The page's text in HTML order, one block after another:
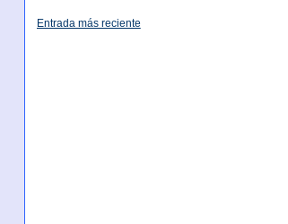
Entrada más reciente